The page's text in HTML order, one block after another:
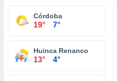
Córdoba
19° 7°
Huinca Renanco
13° 4°